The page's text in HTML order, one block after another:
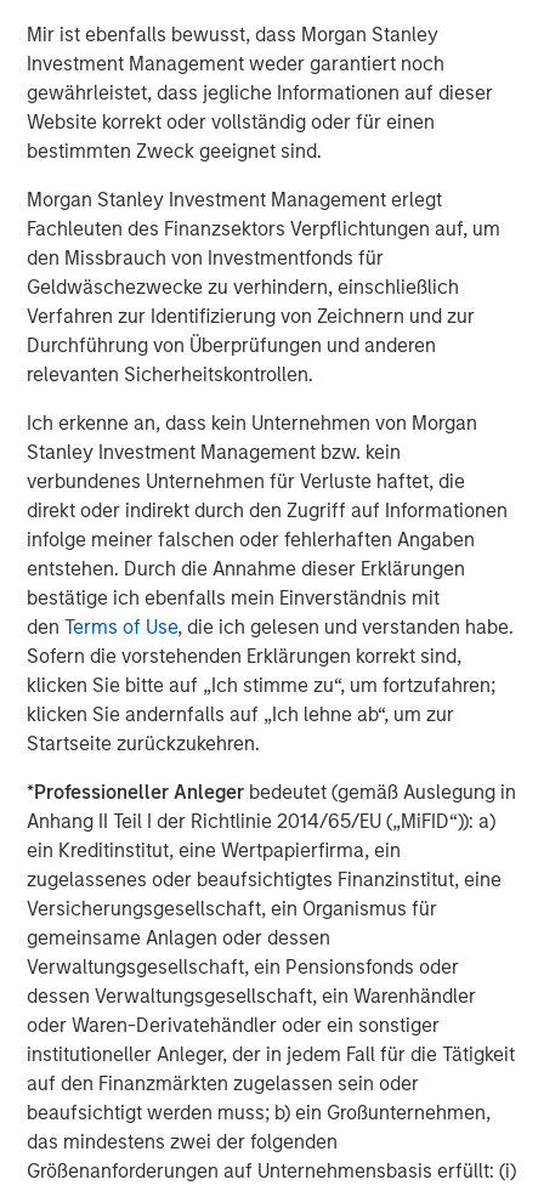
Mir ist ebenfalls bewusst, dass Morgan Stanley
Investment Management weder garantiert noch
gewährleistet, dass jegliche Informationen auf dieser
Website korrekt oder vollständig oder für einen
bestimmten Zweck geeignet sind.
Morgan Stanley Investment Management erlegt
Fachleuten des Finanzsektors Verpflichtungen auf, um
den Missbrauch von Investmentfonds für
Geldwäschezwecke zu verhindern, einschließlich
Verfahren zur Identifizierung von Zeichnern und zur
Durchführung von Überprüfungen und anderen
relevanten Sicherheitskontrollen.
Ich erkenne an, dass kein Unternehmen von Morgan
Stanley Investment Management bzw. kein
verbundenes Unternehmen für Verluste haftet, die
direkt oder indirekt durch den Zugriff auf Informationen
infolge meiner falschen oder fehlerhaften Angaben
entstehen. Durch die Annahme dieser Erklärungen
bestätige ich ebenfalls mein Einverständnis mit
denTerms of Use, die ich gelesen und verstanden habe.
Sofern die vorstehenden Erklärungen korrekt sind,
klicken Sie bitte auf „Ich stimme zu“, um fortzufahren;
klicken Sie andernfalls auf „Ich lehne ab“, um zur
Startseite zurückzukehren.
*Professioneller Anleger bedeutet (gemäß Auslegung in
Anhang II Teil I der Richtlinie 2014/65/EU („MiFID“)): a)
ein Kreditinstitut, eine Wertpapierfirma, ein
zugelassenes oder beaufsichtigtes Finanzinstitut, eine
Versicherungsgesellschaft, ein Organismus für
gemeinsame Anlagen oder dessen
Verwaltungsgesellschaft, ein Pensionsfonds oder
dessen Verwaltungsgesellschaft, ein Warenhändler
oder Waren-Derivatehändler oder ein sonstiger
institutioneller Anleger, der in jedem Fall für die Tätigkeit
auf den Finanzmärkten zugelassen sein oder
beaufsichtigt werden muss; b) ein Großunternehmen,
das mindestens zwei der folgenden
Größenanforderungen auf Unternehmensbasis erfüllt: (i)
commitment to environmental stewardship and
strengthens the company’s position as the standard
bearer of the water midstream sector.”
Fountain Quail Water Treatment pioneered the
recycling, and reuse technologies for deployment in the
oil field with a successful track record of commercial
operations dating back to the mid-1990s. The company’s
suite of proprietary water treatment solutions include the
fixed and semi-fixed ROVERTM systems, the mobile
SCOUTTM systems, and mobile MAVREXTM chlorine
dioxide water treatment systems, capable of
recycling and reuse demands. Fountain Quail Water
Treatment’s units are currently deployed by the leading
energy companies operating in the Permian Basin and in
other key producing basins across the United States,
enabling customers to realize operational efficiencies
and reduce waste by sourcing an increasing proportion of
their water requirements through produced water
recycling.
Simmons Energy (A Division of Piper Jaffray) served as
exclusive financial advisor to Fountain Quail Energy
Services and CSL Capital Management on the
About XRI
Headquartered in Midland, Texas, XRI is a leading full-
cycle water midstream company with integrated
infrastructure assets strategically located throughout the
Permian Basin. XRI has over 300 miles of permanent,
buried pipeline infrastructure and is engaged in the
development, production, treatment and transportation of
water for use in the exploration & production industry. XRI
is dedicated to bringing deep technical expertise and
industry leading service to provide cost-effective, reliable
and environmentally responsible water solutions to our
customers throughout the Permian Basin. XRI is a